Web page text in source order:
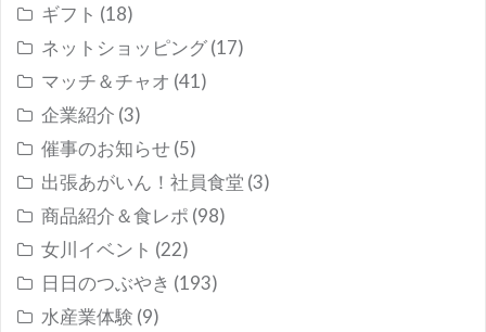
ギフト (18)
ネットショッピング(17)
マッチ＆チャオ (41)
企業紹介 (3)
催事のお知らせ(5)
出張あがいん！社員食堂 (3)
商品紹介＆食レポ (98)
女川イベント (22)
日日のつぶやき (193)
水産業体験 (9)